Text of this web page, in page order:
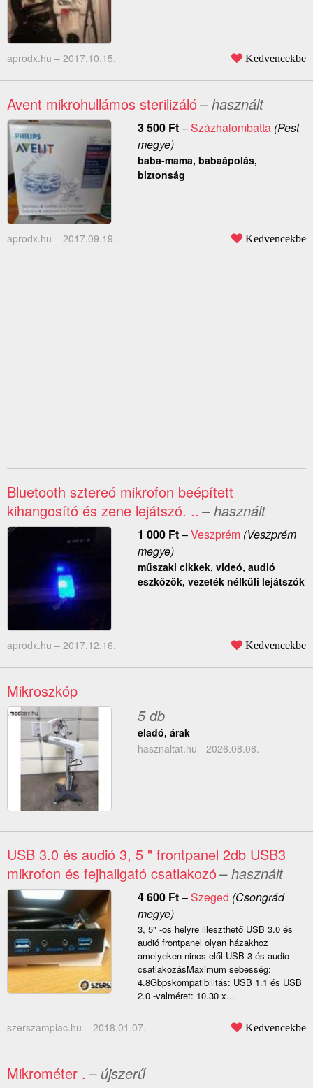
aprodx.hu – 2017.10.15. Kedvencekbe
Avent mikrohullámos sterilizáló– használt
3 500 Ft–Százhalombatta(Pest
megye)
baba-mama, babaápolás,
biztonság
aprodx.hu – 2017.09.19. Kedvencekbe
Bluetooth sztereó mikrofon beépített
kihangosító és zene lejátszó. .. – használt
1 000 Ft–Veszprém(Veszprém
megye)
műszaki cikkek, videó, audió
eszközök, vezeték nélküli lejátszók
aprodx.hu – 2017.12.16. Kedvencekbe
Mikroszkóp
5 db
eladó, árak
hasznaltat.hu - 2026.08.08.
USB 3.0 és audió 3, 5 " frontpanel 2db USB3
mikrofon és fejhallgató csatlakozó– használt
4 600 Ft–Szeged (Csongrád
megye)
3, 5" -os helyre illeszthető USB 3.0 és
audió frontpanel olyan házakhoz
amelyeken nincs elől USB 3 és audio
csatlakozásMaximum sebesség:
4.8Gbpskompatibilitás: USB 1.1 és USB
2.0 -valméret: 10.30 x...
szerszampiac.hu – 2018.01.07. Kedvencekbe
Mikrométer . – újszerű